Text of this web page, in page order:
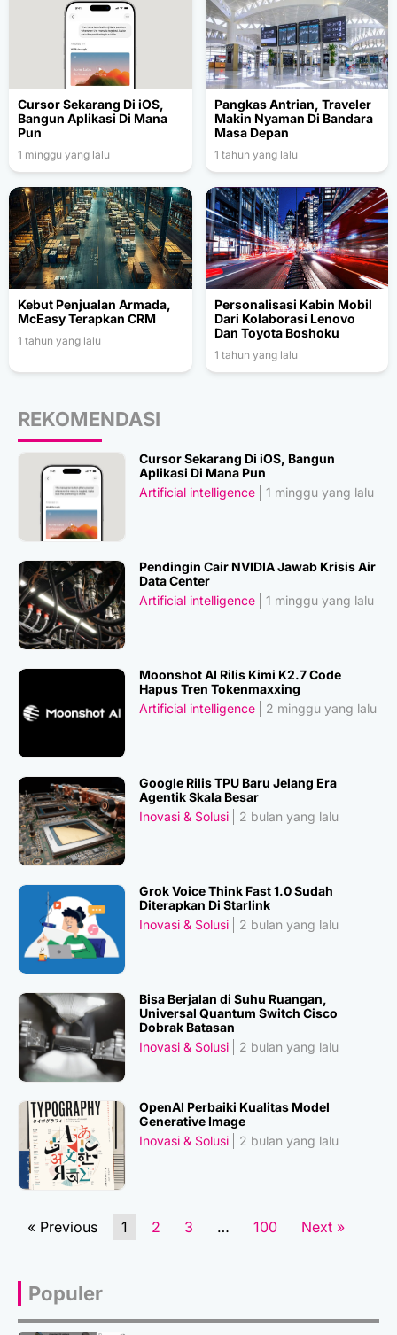
Cursor Sekarang Di iOS,
Bangun Aplikasi Di Mana
Pun
1 minggu yang lalu
Pangkas Antrian, Traveler
Makin Nyaman Di Bandara
Masa Depan
1 tahun yang lalu
Kebut Penjualan Armada,
McEasy Terapkan CRM
1 tahun yang lalu
Personalisasi Kabin Mobil
Dari Kolaborasi Lenovo
Dan Toyota Boshoku
1 tahun yang lalu
REKOMENDASI
Cursor Sekarang Di iOS, Bangun
Aplikasi Di Mana Pun
Artificial intelligence
1 minggu yang lalu
Pendingin Cair NVIDIA Jawab Krisis Air
Data Center
Artificial intelligence
1 minggu yang lalu
Moonshot AI Rilis Kimi K2.7 Code
Hapus Tren Tokenmaxxing
Artificial intelligence
2 minggu yang lalu
Google Rilis TPU Baru Jelang Era
Agentik Skala Besar
Inovasi & Solusi
2 bulan yang lalu
Grok Voice Think Fast 1.0 Sudah
Diterapkan Di Starlink
Inovasi & Solusi
2 bulan yang lalu
Bisa Berjalan di Suhu Ruangan,
Universal Quantum Switch Cisco
Dobrak Batasan
Inovasi & Solusi
2 bulan yang lalu
OpenAI Perbaiki Kualitas Model
Generative Image
Inovasi & Solusi
2 bulan yang lalu
« Previous 1 2 3 … 100 Next »
Populer